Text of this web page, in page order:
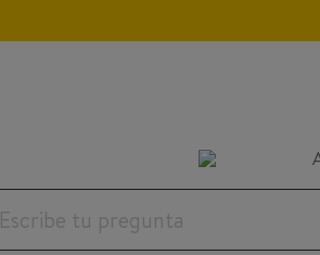
Escribe tu pregunta